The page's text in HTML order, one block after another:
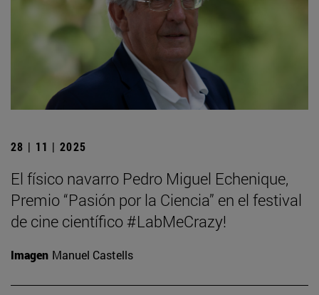
28 | 11 | 2025
El físico navarro Pedro Miguel Echenique,
Premio “Pasión por la Ciencia” en el festival
de cine científico #LabMeCrazy!
Imagen Manuel Castells